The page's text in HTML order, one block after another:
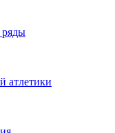
ряды
атлетики